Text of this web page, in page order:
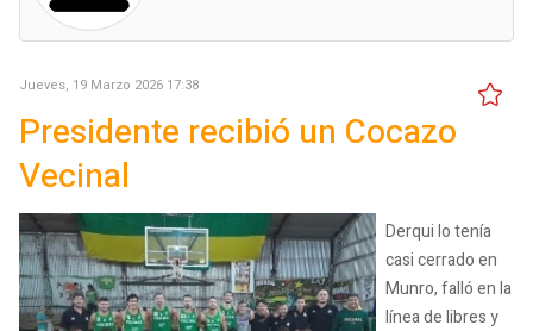
Jueves, 19 Marzo 2026 17:38
Presidente recibió un Cocazo
Vecinal
Derqui lo tenía
casi cerrado en
Munro, falló en la
línea de libres y